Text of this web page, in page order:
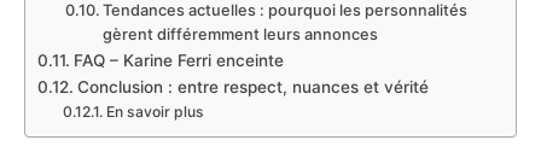
Tendances actuelles : pourquoi les personnalités
gèrent différemment leurs annonces
FAQ – Karine Ferri enceinte
Conclusion : entre respect, nuances et vérité
En savoir plus